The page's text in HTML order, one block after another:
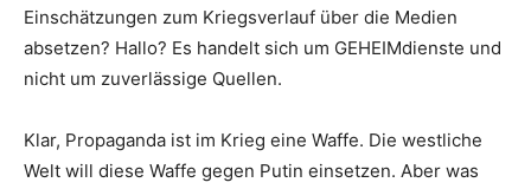
Einschätzungen zum Kriegsverlauf über die Medien
absetzen? Hallo? Es handelt sich um GEHEIMdienste und
nicht um zuverlässige Quellen.
Klar, Propaganda ist im Krieg eine Waffe. Die westliche
Welt will diese Waffe gegen Putin einsetzen. Aber was